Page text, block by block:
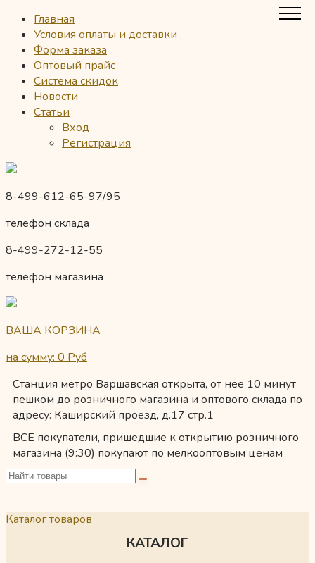
Главная
Условия оплаты и доставки
Форма заказа
Оптовый прайс
Система скидок
Новости
Статьи
Вход
Регистрация
8-499-612-65-97/95
телефон склада
8-499-272-12-55
телефон магазина
ВАША КОРЗИНА
на сумму: 0 Руб
Станция метро Варшавская открыта, от нее 10 минут
пешком до розничного магазина и оптового склада по
адресу: Каширский проезд, д.17 стр.1
ВСЕ покупатели, пришедшие к открытию розничного
магазина (9:30) покупают по мелкооптовым ценам
Каталог товаров
КАТАЛОГ